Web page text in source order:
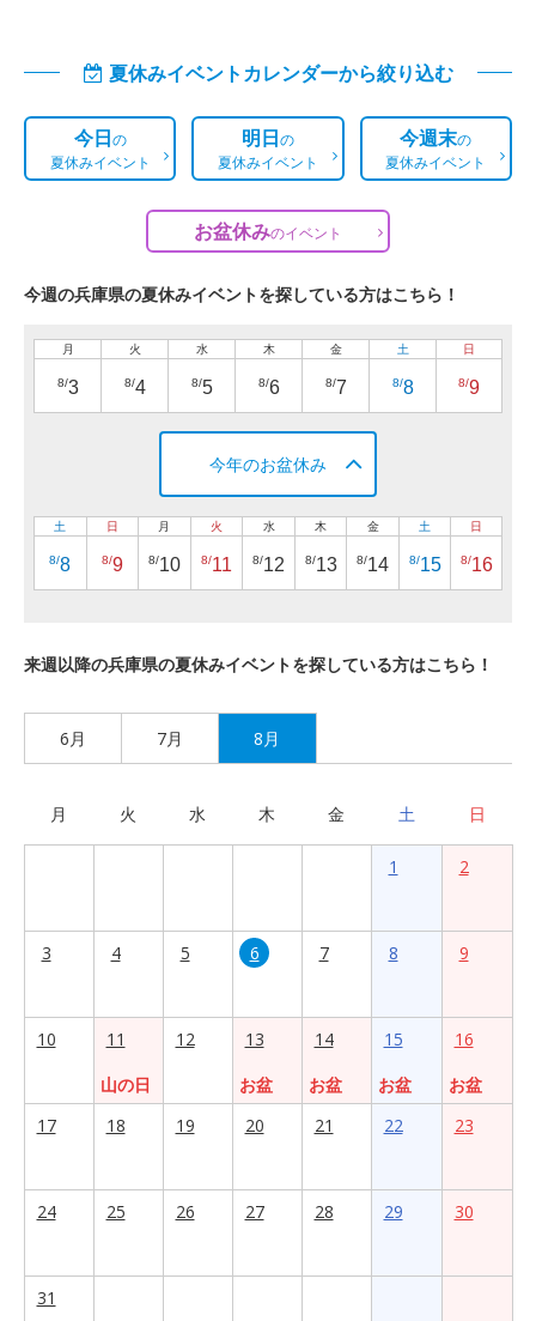
夏休みイベントカレンダーから絞り込む
今日の
夏休みイベント
明日の
夏休みイベント
今週末の
夏休みイベント
お盆休みのイベント
今週の兵庫県の夏休みイベントを探している方はこちら！
月
8/3
火
8/4
水
8/5
木
8/6
金
8/7
土
8/8
日
8/9
今年のお盆休み
土
8/8
日
8/9
月
8/10
火
8/11
水
8/12
木
8/13
金
8/14
土
8/15
日
8/16
来週以降の兵庫県の夏休みイベントを探している方はこちら！
6月 7月 8月
月 火 水 木 金 土 日
1 2
3 4 5 6 7 8 9
10
11
山の日
12
13
お盆
14
お盆
15
お盆
16
お盆
17
18 19 20 21 22 23
24 25 26 27 28 29 30
31